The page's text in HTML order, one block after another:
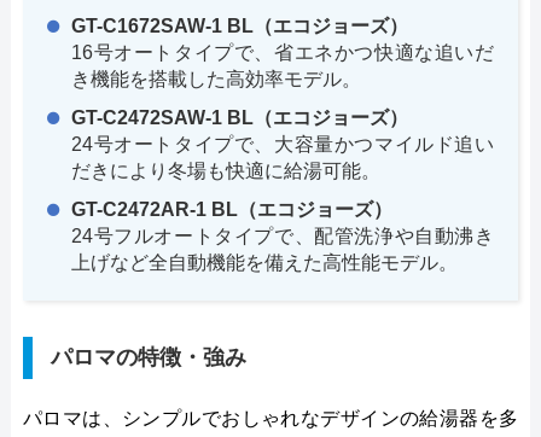
GT-C1672SAW-1 BL（エコジョーズ）
16号オートタイプで、省エネかつ快適な追いだ
き機能を搭載した高効率モデル。
GT-C2472SAW-1 BL（エコジョーズ）
24号オートタイプで、大容量かつマイルド追い
だきにより冬場も快適に給湯可能。
GT-C2472AR-1 BL（エコジョーズ）
24号フルオートタイプで、配管洗浄や自動沸き
上げなど全自動機能を備えた高性能モデル。
パロマの特徴・強み
パロマは、シンプルでおしゃれなデザインの給湯器を多